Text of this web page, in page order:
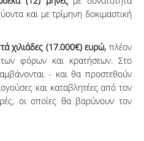
και με τρί­μηνη δοκιμαστική
χιλιάδες (17.000€) ευρώ, πλέον
φόρων και κρατήσεων. Στο
- και θα προστεθούν
και καταβλητέες από τον
οι οποίες θα βαρύνουν τον